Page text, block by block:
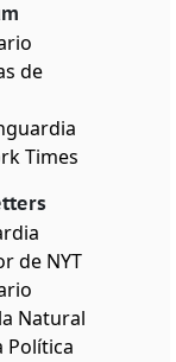
de
Times
de NYT
Natural
Política